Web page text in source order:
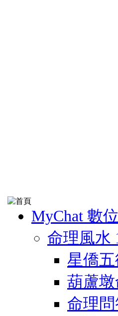
MyChat 數
命理風水
星僑
葫蘆
命理